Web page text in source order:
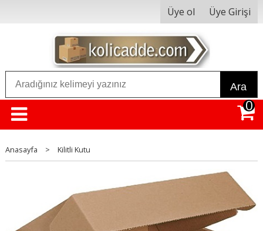
Üye ol Üye Girişi
Ara
0
Anasayfa > Kilitli Kutu